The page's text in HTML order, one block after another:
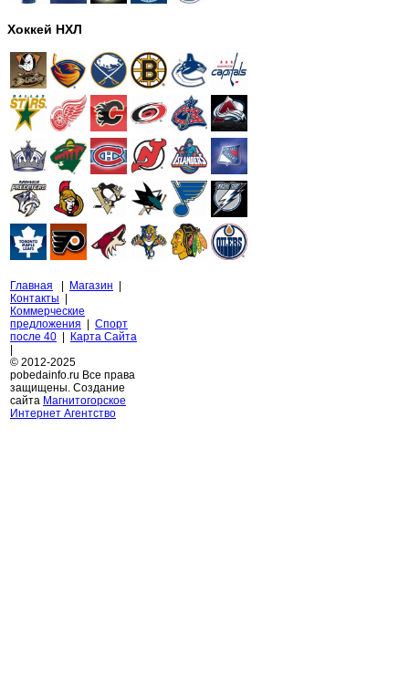
Хоккей НХЛ
Главная Магазин
Контакты
Коммерческие
предложения
Спорт
после 40
Карта Сайта
© 2012-2025
pobedainfo.ru Все права
защищены. Создание
сайта Магнитогорское
Интернет Агентство